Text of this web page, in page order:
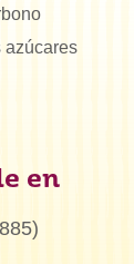
azúcares
en